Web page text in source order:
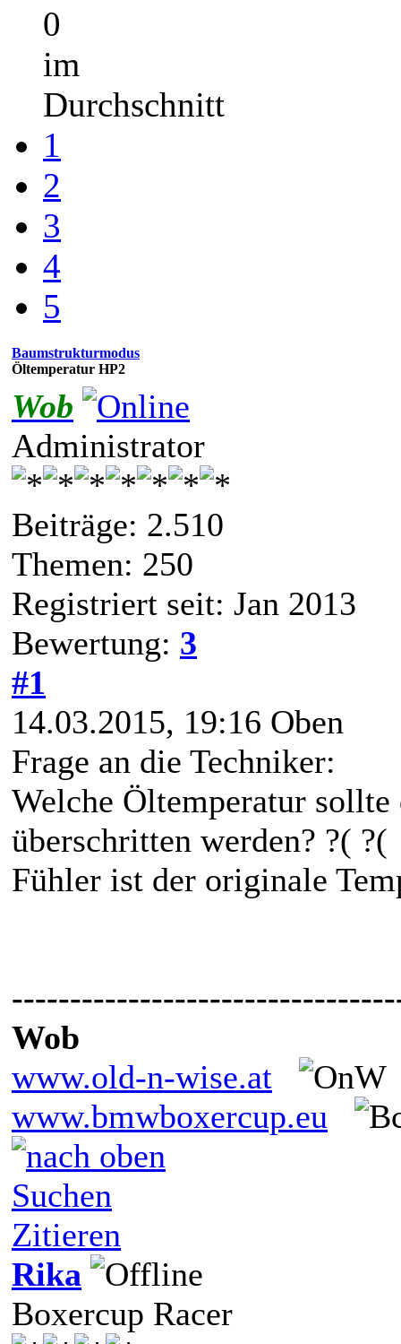
0
im
Durchschnitt
1
2
3
4
5
Baumstrukturmodus
Öltemperatur HP2
Wob
Administrator
Beiträge: 2.510
Themen: 250
Registriert seit: Jan 2013
Bewertung: 3
#1
14.03.2015, 19:16 Oben
Frage an die Techniker:
Welche Öltemperatur
überschritten werden? ?( ?(
Fühler ist der originale
Wob
www.old-n-wise.at
www.bmwboxercup.eu
Suchen
Zitieren
Rika
Boxercup Racer